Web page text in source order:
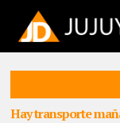
Hay transporte